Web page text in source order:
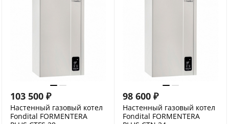
103 500 ₽
Настенный газовый котел
Fondital FORMENTERA
98 600 ₽
Настенный газовый котел
Fondital FORMENTERA